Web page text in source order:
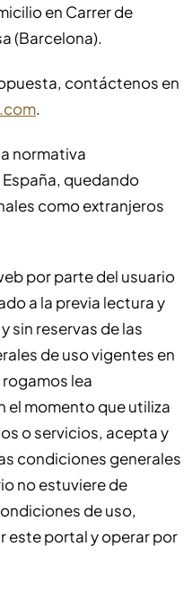
en Carrer de
(Barcelona).
contáctenos en
.
normativa
quedando
como extranjeros
por parte del usuario
a la previa lectura y
sin reservas de las
de uso vigentes en
lea
el momento que utiliza
o servicios, acepta y
condiciones generales
no estuviere de
de uso,
este portal y operar por